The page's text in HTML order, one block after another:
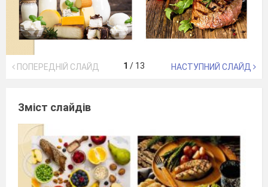
ПОПЕРЕДНІЙ СЛАЙД 1 / 13 НАСТУПНИЙ СЛАЙД
Зміст слайдів